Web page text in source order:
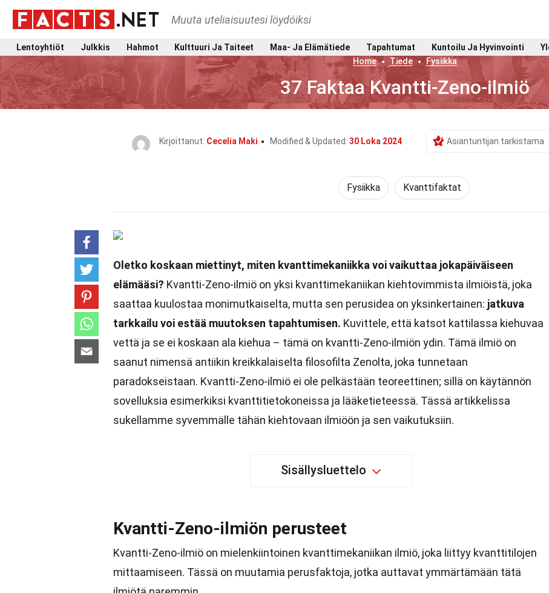
Muuta uteliaisuutesi löydöiksi
Lentoyhtiöt Julkkis Hahmot Kulttuuri Ja Taiteet Maa- Ja Elämätiede Tapahtumat Kuntoilu Ja Hyvinvointi
Home
Tiede Fysiikka
37 Faktaa Kvantti-Zeno-ilmiö
Kirjoittanut: Cecelia Maki Modified & Updated: 30 Loka 2024 Asiantuntijan tarkistama
Fysiikka Kvanttifaktat
Oletko koskaan miettinyt, miten kvanttimekaniikka voi vaikuttaa jokapäiväiseen
elämääsi? Kvantti-Zeno-ilmiö on yksi kvanttimekaniikan kiehtovimmista ilmiöistä, joka
saattaa kuulostaa monimutkaiselta, mutta sen perusidea on yksinkertainen: jatkuva
tarkkailu voi estää muutoksen tapahtumisen. Kuvittele, että katsot kattilassa kiehuvaa
vettä ja se ei koskaan ala kiehua – tämä on kvantti-Zeno-ilmiön ydin. Tämä ilmiö on
saanut nimensä antiikin kreikkalaiselta filosofilta Zenolta, joka tunnetaan
paradokseistaan. Kvantti-Zeno-ilmiö ei ole pelkästään teoreettinen; sillä on käytännön
sovelluksia esimerkiksi kvanttitietokoneissa ja lääketieteessä. Tässä artikkelissa
sukellamme syvemmälle tähän kiehtovaan ilmiöön ja sen vaikutuksiin.
Sisällysluettelo
Kvantti-Zeno-ilmiön perusteet
Kvantti-Zeno-ilmiö on mielenkiintoinen kvanttimekaniikan ilmiö, joka liittyy kvanttitilojen
mittaamiseen. Tässä on muutamia perusfaktoja, jotka auttavat ymmärtämään tätä